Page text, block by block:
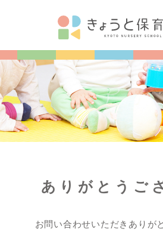
ありがとうご
お問い合わせいただきありが